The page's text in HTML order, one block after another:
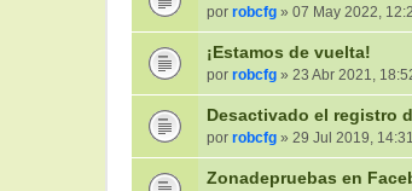
por robcfg » 07 May 2022,
¡Estamos de vuelta!
por robcfg » 23 Abr 2021,
Desactivado el registro
por robcfg » 29 Jul 2019, 14:31
Zonadepruebas en